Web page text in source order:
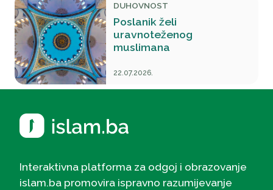
DUHOVNOST
Poslanik želi
uravnoteženog
muslimana
22.07.2026.
Interaktivna platforma za odgoj i obrazovanje
islam.ba promovira ispravno razumijevanje